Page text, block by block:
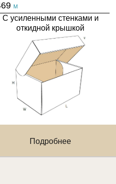
M
С усиленными стенками и
откидной крышкой
Подробнее